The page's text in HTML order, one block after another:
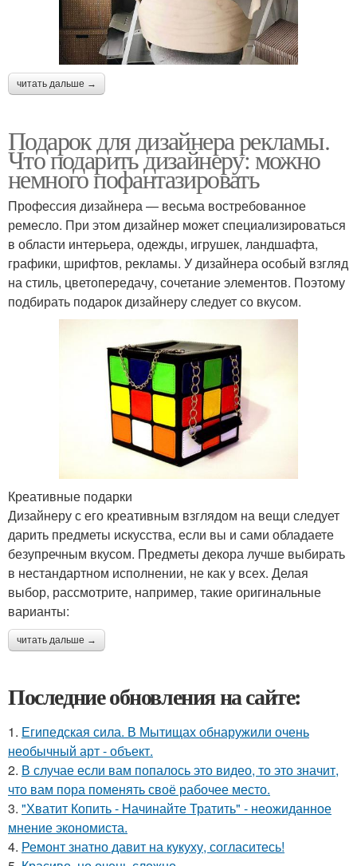
читать дальше →
Подарок для дизайнера рекламы.
Что подарить дизайнеру: можно
немного пофантазировать
Профессия дизайнера — весьма востребованное
ремесло. При этом дизайнер может специализироваться
в области интерьера, одежды, игрушек, ландшафта,
графики, шрифтов, рекламы. У дизайнера особый взгляд
на стиль, цветопередачу, сочетание элементов. Поэтому
подбирать подарок дизайнеру следует со вкусом.
Креативные подарки
Дизайнеру с его креативным взглядом на вещи следует
дарить предметы искусства, если вы и сами обладаете
безупречным вкусом. Предметы декора лучше выбирать
в нестандартном исполнении, не как у всех. Делая
выбор, рассмотрите, например, такие оригинальные
варианты:
читать дальше →
Последние обновления на сайте:
1. Египедская сила. В Мытищах обнаружили очень
необычный арт - объект.
2. В случае если вам попалось это видео, то это значит,
что вам пора поменять своё рабочее место.
3. "Хватит Копить - Начинайте Тратить" - неожиданное
мнение экономиста.
4. Ремонт знатно давит на кукуху, согласитесь!